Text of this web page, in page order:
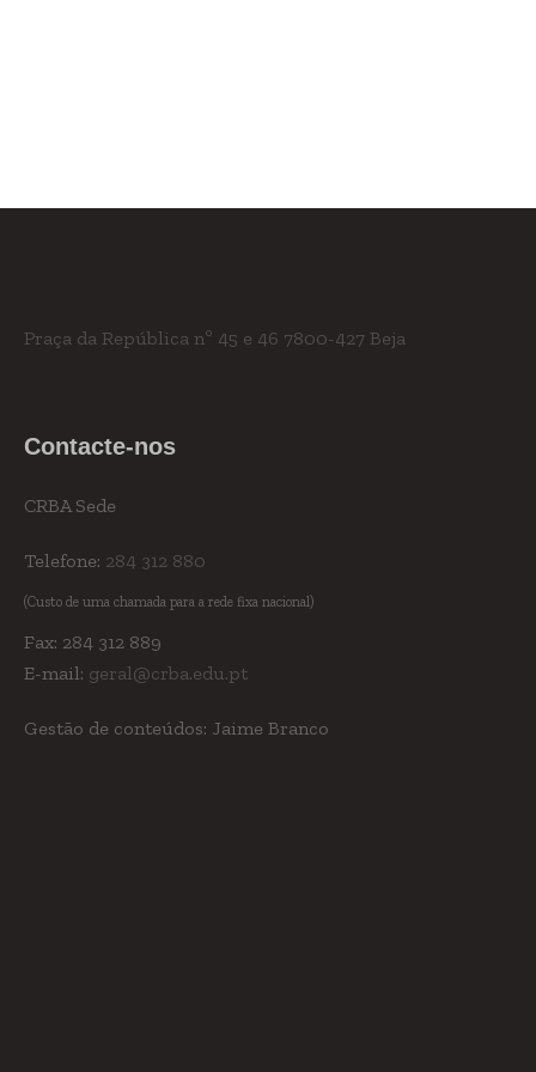
Praça da República nº 45 e 46 7800-427 Beja
Contacte-nos
CRBA Sede
Telefone: 284 312 880
(Custo de uma chamada para a rede fixa nacional)
Fax: 284 312 889
E-mail: geral@crba.edu.pt
Gestão de conteúdos: Jaime Branco